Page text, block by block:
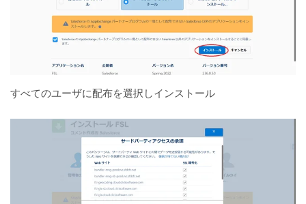
すべてのユーザに配布を選択しインストール